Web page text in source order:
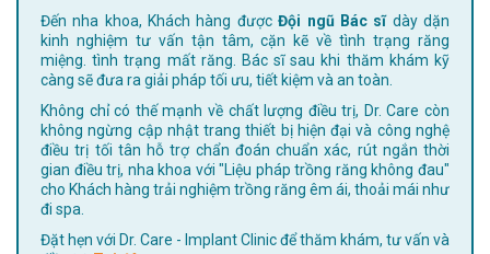
Đến nha khoa, Khách hàng đượcĐội ngũ Bác sĩdày dặn
kinh nghiệm tư vấn tận tâm, cặn kẽ về tình trạng răng
miệng. tình trạng mất răng. Bác sĩ sau khi thăm khám kỹ
càng sẽ đưa ra giải pháp tối ưu, tiết kiệm và an toàn.
Không chỉ có thế mạnh về chất lượng điều trị, Dr. Care còn
không ngừng cập nhật trang thiết bị hiện đại và công nghệ
điều trị tối tân hỗ trợ chẩn đoán chuẩn xác, rút ngắn thời
gian điều trị, nha khoa với "Liệu pháp trồng răng không đau"
cho Khách hàng trải nghiệm trồng răng êm ái, thoải mái như
đi spa.
Đặt hẹn với Dr. Care - Implant Clinic để thăm khám, tư vấn và